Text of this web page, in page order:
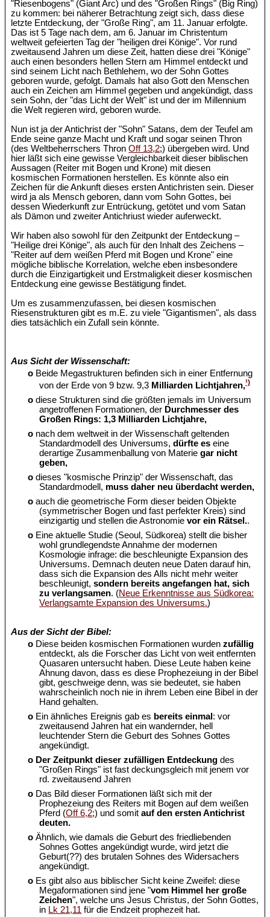
"Riesenbogens" (Giant Arc) und des "Großen Rings" (Big Ring)
zu kommen: bei näherer Betrachtung zeigt sich, dass diese
letzte Entdeckung, der "Große Ring", am 11. Januar erfolgte.
Das ist 5 Tage nach dem, am 6. Januar im Christentum
weltweit gefeierten Tag der "heiligen drei Könige". Vor rund
zweitausend Jahren um diese Zeit, hatten diese drei "Könige"
auch einen besonders hellen Stern am Himmel entdeckt und
sind seinem Licht nach Bethlehem, wo der Sohn Gottes
geboren wurde, gefolgt. Damals hat also Gott den Menschen
auch ein Zeichen am Himmel gegeben und angekündigt, dass
sein Sohn, der "das Licht der Welt" ist und der im Millennium
die Welt regieren wird, geboren wurde.
Nun ist ja der Antichrist der "Sohn" Satans, dem der Teufel am
Ende seine ganze Macht und Kraft und sogar seinen Thron
(des Weltbeherrschers ThronOff 13,2;) übergeben wird. Und
hier läßt sich eine gewisse Vergleichbarkeit dieser biblischen
Aussagen (Reiter mit Bogen und Krone) mit diesen
kosmischen Formationen herstellen. Es könnte also ein
Zeichen für die Ankunft dieses ersten Antichristen sein. Dieser
wird ja als Mensch geboren, dann vom Sohn Gottes, bei
dessen Wiederkunft zur Entrückung, getötet und vom Satan
als Dämon und zweiter Antichriust wieder auferweckt.
Wir haben also sowohl für den Zeitpunkt der Entdeckung –
"Heilige drei Könige", als auch für den Inhalt des Zeichens –
"Reiter auf dem weißen Pferd mit Bogen und Krone" eine
mögliche biblische Korrelation, welche eben insbesondere
durch die Einzigartigkeit und Erstmaligkeit dieser kosmischen
Entdeckung eine gewisse Bestätigung findet.
Um es zusammenzufassen, bei diesen kosmischen
Riesenstrukturen gibt es m.E. zu viele "Gigantismen", als dass
dies tatsächlich ein Zufall sein könnte.
Aus Sicht der Wissenschaft:
o Beide Megastrukturen befinden sich in einer Entfernung
von der Erde von 9 bzw. 9,3 Milliarden Lichtjahren,¹)
o diese Strukturen sind die größten jemals im Universum
angetroffenen Formationen, der Durchmesser des
Großen Rings: 1,3 Milliarden Lichtjahre,
o nach dem weltweit in der Wissenschaft geltenden
Standardmodell des Universums,dürfte eseine
derartige Zusammenballung von Materiegar nicht
geben,
o dieses "kosmische Prinzip" der Wissenschaft, das
Standardmodell, muss daher neu überdacht werden,
o auch die geometrische Form dieser beiden Objekte
(symmetrischer Bogen und fast perfekter Kreis) sind
einzigartig und stellen die Astronomievor ein Rätsel..
o Eine aktuelle Studie (Seoul, Südkorea) stellt die bisher
wohl grundlegendste Annahme der modernen
Kosmologie infrage: die beschleunigte Expansion des
Universums. Demnach deuten neue Daten darauf hin,
dass sich die Expansion des Alls nicht mehr weiter
beschleunigt,sondern bereits angefangen hat, sich
zu verlangsamen. (Neue Erkenntnisse aus Südkorea:
Verlangsamte Expansion des Universums.)
Aus der Sicht der Bibel:
o Diese beiden kosmischen Formationen wurdenzufällig
entdeckt, als die Forscher das Licht von weit entfernten
Quasaren untersucht haben. Diese Leute haben keine
Ahnung davon, dass es diese Prophezeiung in der Bibel
gibt, geschweige denn, was sie bedeutet, sie haben
wahrscheinlich noch nie in ihrem Leben eine Bibel in der
Hand gehalten.
o Ein ähnliches Ereignis gab es bereits einmal : vor
zweitausend Jahren hat ein wandernder, hell
leuchtender Stern die Geburt des Sohnes Gottes
angekündigt.
o Der Zeitpunkt dieser zufälligen Entdeckung des
"Großen Rings" ist fast deckungsgleich mit jenem vor
rd. zweitausend Jahren
o Das Bild dieser Formationen läßt sich mit der
Prophezeiung des Reiters mit Bogen auf dem weißen
Pferd (Off 6,2;) und somitauf den ersten Antichrist
deuten.
o Ähnlich, wie damals die Geburt des friedliebenden
Sohnes Gottes angekündigt wurde, wird jetzt die
Geburt(??) des brutalen Sohnes des Widersachers
angekündigt.
o Es gibt also aus biblischer Sicht keine Zweifel: diese
Megaformationen sind jene "vom Himmel her große
Zeichen", welche uns Jesus Christus, der Sohn Gottes,
in Lk 21,11 für die Endzeit prophezeit hat.